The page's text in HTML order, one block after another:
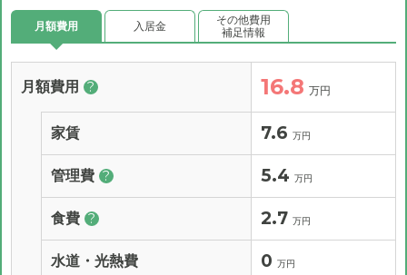
月額費用 入居金
その他費用
補足情報
月額費用 ? 16.8 万円
家賃 7.6 万円
管理費 ? 5.4 万円
食費 ? 2.7 万円
水道・光熱費 0 万円